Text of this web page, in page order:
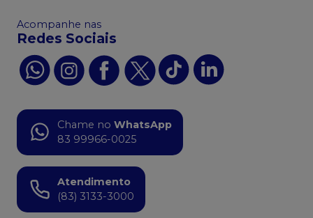
Acompanhe nas
Redes Sociais
Chame no WhatsApp
83 99966-0025
Atendimento
(83) 3133-3000